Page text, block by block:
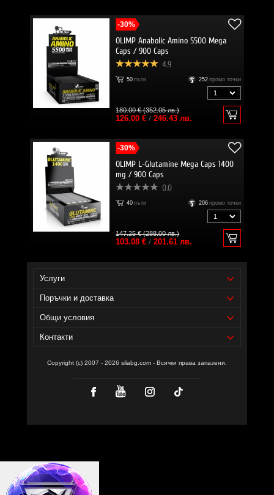
-30%
OLIMP Anabolic Amino 5500 Mega
Caps / 900 Caps
4.9
50 пъти 252 промо точки
180.00 € (352.05 лв.)
126.00 €/ 246.43 лв.
-30%
OLIMP L-Glutamine Mega Caps 1400
mg / 900 Caps
0.0
40 пъти 206 промо точки
147.25 € (288.00 лв.)
103.08 €/ 201.61 лв.
Услуги
Поръчки и доставка
Общи условия
Контакти
Copyright (c) 2007 - 2026 silabg.com - Всички права запазени.